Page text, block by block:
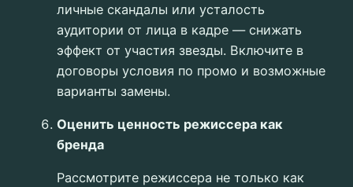
личные скандалы или усталость
аудитории от лица в кадре — снижать
эффект от участия звезды. Включите в
договоры условия по промо и возможные
варианты замены.
Оценить ценность режиссера как
бренда
Рассмотрите режиссера не только как